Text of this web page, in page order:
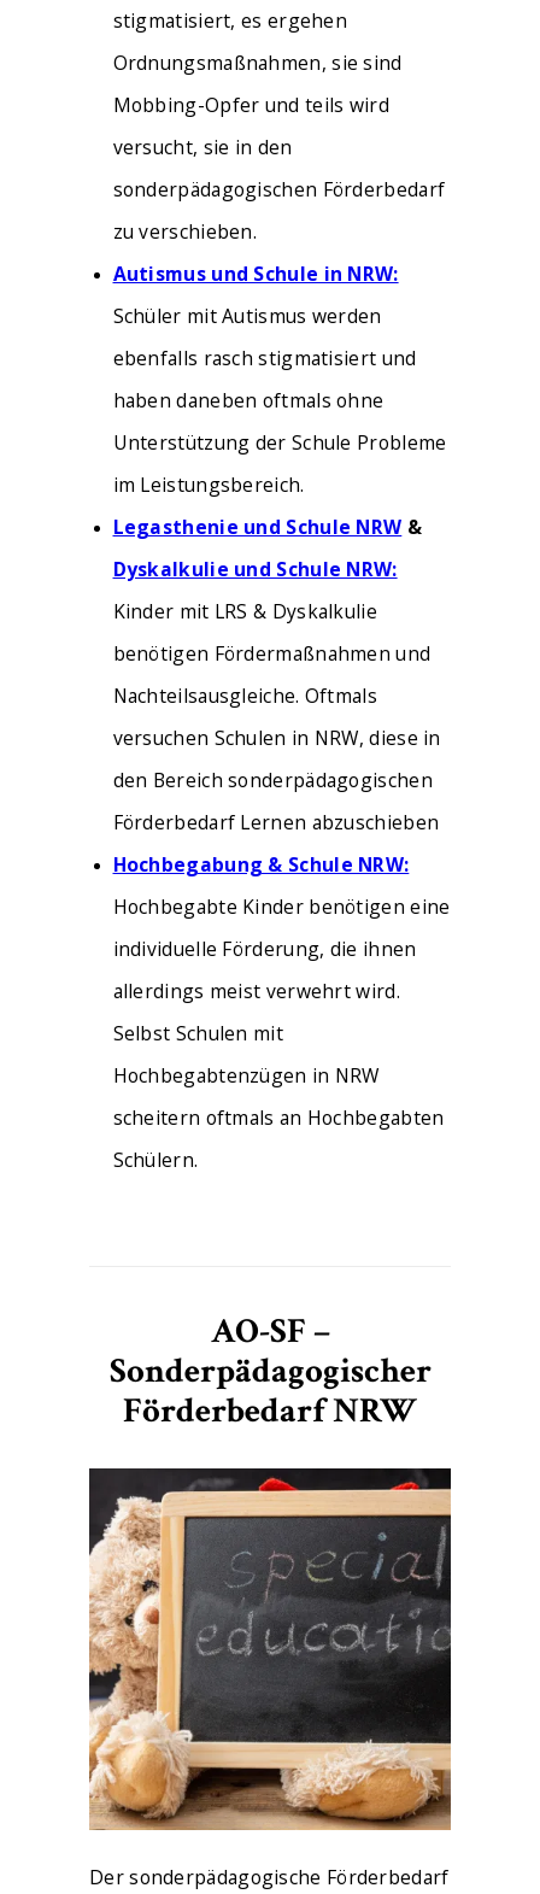
stigmatisiert, es ergehen
Ordnungsmaßnahmen, sie sind
Mobbing-Opfer und teils wird
versucht, sie in den
sonderpädagogischen Förderbedarf
zu verschieben.
Autismus und Schule in NRW:
Schüler mit Autismus werden
ebenfalls rasch stigmatisiert und
haben daneben oftmals ohne
Unterstützung der Schule Probleme
im Leistungsbereich.
Legasthenie und Schule NRW &
Dyskalkulie und Schule NRW:
Kinder mit LRS & Dyskalkulie
benötigen Fördermaßnahmen und
Nachteilsausgleiche. Oftmals
versuchen Schulen in NRW, diese in
den Bereich sonderpädagogischen
Förderbedarf Lernen abzuschieben
Hochbegabung & Schule NRW:
Hochbegabte Kinder benötigen eine
individuelle Förderung, die ihnen
allerdings meist verwehrt wird.
Selbst Schulen mit
Hochbegabtenzügen in NRW
scheitern oftmals an Hochbegabten
Schülern.
AO-SF –
Sonderpädagogischer
Förderbedarf NRW
Der sonderpädagogische Förderbedarf